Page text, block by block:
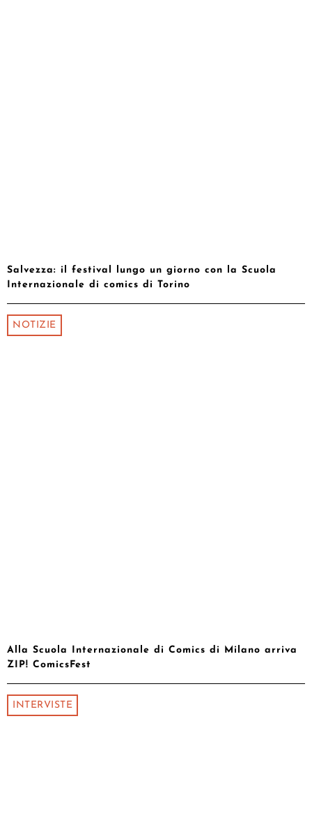
Salvezza: il festival lungo un giorno con la Scuola
Internazionale di comics di Torino
NOTIZIE
Alla Scuola Internazionale di Comics di Milano arriva
ZIP! ComicsFest
INTERVISTE